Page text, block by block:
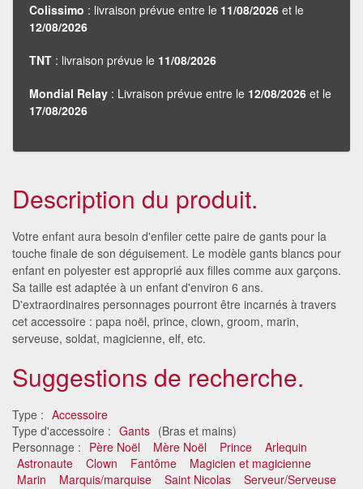
Colissimo : livraison prévue entre le 11/08/2026 et le
12/08/2026
TNT : livraison prévue le 11/08/2026
Mondial Relay : Livraison prévue entre le 12/08/2026 et le
17/08/2026
Description du produit.
Votre enfant aura besoin d'enfiler cette paire de gants pour la
touche finale de son déguisement. Le modèle gants blancs pour
enfant en polyester est approprié aux filles comme aux garçons.
Sa taille est adaptée à un enfant d'environ 6 ans.
D'extraordinaires personnages pourront être incarnés à travers
cet accessoire : papa noël, prince, clown, groom, marin,
serveuse, soldat, magicienne, elf, etc.
Suggestions de recherche.
Type : Accessoire
Type d'accessoire : Gants (Bras et mains)
Personnage : Père Noël Mère Noël Prince
Arlequin
Astronaute
Clown Fantôme
Magicien et magicienne
Marin
Marquis/marquise Saint Nicolas
Serveur/Serveuse